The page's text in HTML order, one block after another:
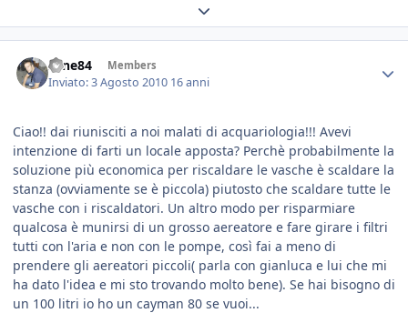
Expand topic overview
sane84 Members
Inviato:3 Agosto 2010 16 anni
Ciao!! dai riunisciti a noi malati di acquariologia!!! Avevi
intenzione di farti un locale apposta? Perchè probabilmente la
soluzione più economica per riscaldare le vasche è scaldare la
stanza (ovviamente se è piccola) piutosto che scaldare tutte le
vasche con i riscaldatori. Un altro modo per risparmiare
qualcosa è munirsi di un grosso aereatore e fare girare i filtri
tutti con l'aria e non con le pompe, così fai a meno di
prendere gli aereatori piccoli( parla con gianluca e lui che mi
ha dato l'idea e mi sto trovando molto bene). Se hai bisogno di
un 100 litri io ho un cayman 80 se vuoi...